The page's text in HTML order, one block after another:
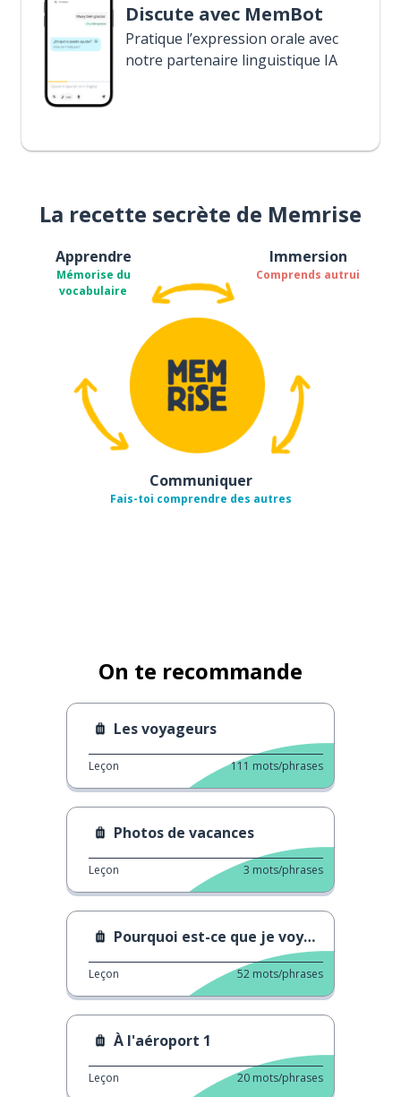
Discute avec MemBot
Pratique l’expression orale avec
notre partenaire linguistique IA
La recette secrète de Memrise
Apprendre
Mémorise du
vocabulaire
Immersion
Comprends autrui
Communiquer
Fais-toi comprendre des autres
On te recommande
Les voyageurs
Leçon 111 mots/phrases
Photos de vacances
Leçon 3 mots/phrases
Pourquoi est-ce que je voyage ?
Leçon 52 mots/phrases
À l'aéroport 1
Leçon 20 mots/phrases